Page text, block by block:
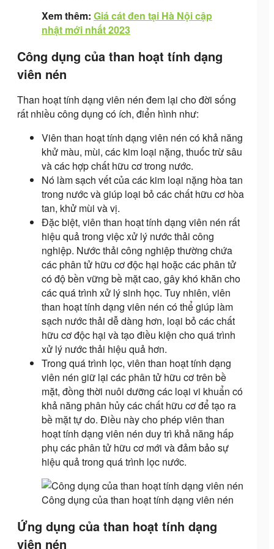
Xem thêm: Giá cát đen tại Hà Nội cập
nhật mới nhất 2023
Công dụng của than hoạt tính dạng
viên nén
Than hoạt tính dạng viên nén đem lại cho đời sống
rất nhiều công dụng có ích, điển hình như:
Viên than hoạt tính dạng viên nén có khả năng
khử màu, mùi, các kim loại nặng, thuốc trừ sâu
và các hợp chất hữu cơ trong nước.
Nó làm sạch vết của các kim loại nặng hòa tan
trong nước và giúp loại bỏ các chất hữu cơ hòa
tan, khử mùi và vị.
Đặc biệt, viên than hoạt tính dạng viên nén rất
hiệu quả trong việc xử lý nước thải công
nghiệp. Nước thải công nghiệp thường chứa
các phân tử hữu cơ độc hại hoặc các phân tử
có độ bền vững bề mặt cao, gây khó khăn cho
các quá trình xử lý sinh học. Tuy nhiên, viên
than hoạt tính dạng viên nén có thể giúp làm
sạch nước thải dễ dàng hơn, loại bỏ các chất
hữu cơ độc hại và tạo điều kiện cho quá trình
xử lý nước thải hiệu quả hơn.
Trong quá trình lọc, viên than hoạt tính dạng
viên nén giữ lại các phân tử hữu cơ trên bề
mặt, đồng thời nuôi dưỡng các loại vi khuẩn có
khả năng phân hủy các chất hữu cơ để tạo ra
bề mặt tự do. Điều này cho phép viên than
hoạt tính dạng viên nén duy trì khả năng hấp
phụ các phân tử hữu cơ mới và đảm bảo sự
hiệu quả trong quá trình lọc nước.
Công dụng của than hoạt tính dạng viên nén
Ứng dụng của than hoạt tính dạng
viên nén